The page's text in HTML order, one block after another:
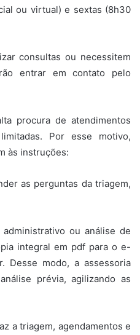
ou virtual) e sextas (8h30
consultas ou necessitem
entrar em contato pelo
procura de atendimentos
Por esse motivo,
às instruções:
perguntas da triagem,
ou análise de
integral em pdf para o e-
Desse modo, a assessoria
prévia, agilizando as
triagem, agendamentos e